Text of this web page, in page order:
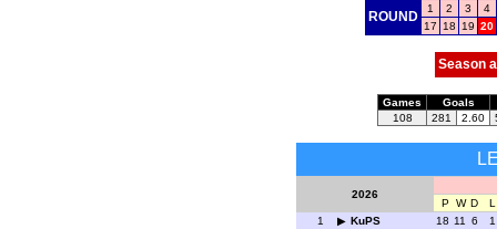
ROUND
1 2 3
4
17
18 19 20
Season
Games
Goals
108
281 2.60
2026
P W D
L
1
KuPS 18 11 6
1